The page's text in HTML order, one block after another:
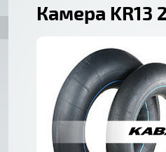
Камера KR13